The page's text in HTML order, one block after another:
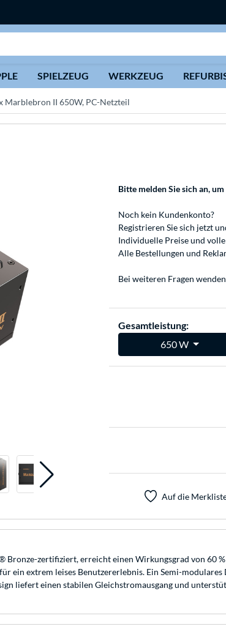
SPIELZEUG WERKZEUG
Marblebron II 650W, PC-Netzteil
Bitte melden Sie sich an,
Noch kein Kundenkonto?
Registrieren Sie sich jetzt
Individuelle Preise und
Alle Bestellungen und
Bei weiteren Fragen
Gesamtleistung:
650 W
Auf die
Bronze-zertifiziert, erreicht einen Wirkungsgrad von 60
extrem leises Benutzererlebnis. Ein Semi-
liefert einen stabilen Gleichstromausgang und